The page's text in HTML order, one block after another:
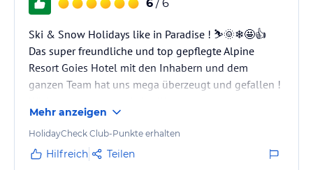
▪ 3 Menü´s zur Auswahl: Fleisch-, Fisch- oder vegetarisches Gericht
(18:30 Uhr - 20:00 Uhr)
▪ Knackige Salate und Frischgemüse vom Buffet
▪ Schöne Käse Auswahl am Abend
Weinempfehlung
▪ Freuen Sie sich auf Ihren liebevoll gedeckter Tisch und dem
netten Service
6 / 6
Ski & Snow Holidays like in Paradise ! ⛷️🌞❄️🤩👍
Das super freundliche und top gepflegte Alpine
Resort Goies Hotel mit den Inhabern und dem
ganzen Team hat uns mega überzeugt und gefallen !
Das Ambiente ist außergewöhnlich schön und das
ganze Haus mit sehr viel Liebe gestaltet.
Mehr anzeigen
HolidayCheck Club-Punkte erhalten
Hilfreich Teilen